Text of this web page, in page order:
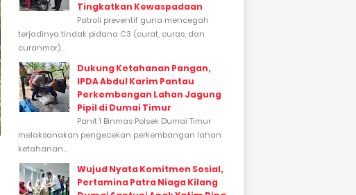
Tingkatkan Kewaspadaan
Patroli preventif guna mencegah
terjadinya tindak pidana C3 (curat, curas, dan
curanmor)...
Dukung Ketahanan Pangan,
IPDA Abdul Karim Pantau
Perkembangan Lahan Jagung
Pipil di Dumai Timur
Panit 1 Binmas Polsek Dumai Timur
melaksanakan pengecekan perkembangan lahan
ketahanan...
Wujud Nyata Komitmen Sosial,
Pertamina Patra Niaga Kilang